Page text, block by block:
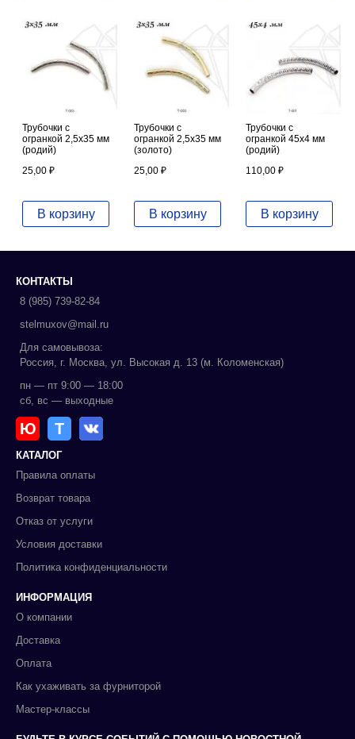
Трубочки с
огранкой 2,5х35 мм
(родий)
25,00 ₽
В корзину
Трубочки с
огранкой 2,5х35 мм
(золото)
25,00 ₽
В корзину
Трубочки с
огранкой 45х4 мм
(родий)
110,00 ₽
В корзину
КОНТАКТЫ
8 (985) 739-82-84
stelmuxov@mail.ru
Для самовывоза:
Россия, г. Москва, ул. Высокая д. 13 (м. Коломенская)
пн — пт 9:00 — 18:00
сб, вс — выходные
Ю Т
КАТАЛОГ
Правила оплаты
Возврат товара
Отказ от услуги
Условия доставки
Политика конфиденциальности
ИНФОРМАЦИЯ
О компании
Доставка
Оплата
Как ухаживать за фурниторой
Мастер-классы